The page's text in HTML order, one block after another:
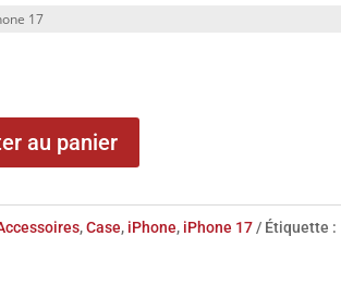
au panier
,Case, iPhone, iPhone 17
Étiquette :